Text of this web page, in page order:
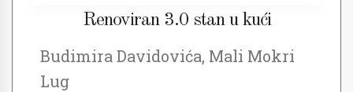
Renoviran 3.0 stan u kući
Budimira Davidovića, Mali Mokri
Lug